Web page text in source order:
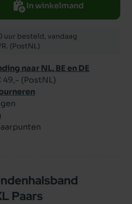
In winkelmand
uur besteld, vandaag
(PostNL)
naar NL, BE en DE
(PostNL)
Paars